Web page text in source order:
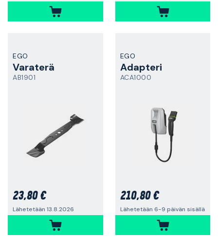
EGO
Varaterä
AB1901
23,80 €
Lähetetään 13.8.2026
EGO
Adapteri
ACA1000
210,80 €
Lähetetään 6-9 päivän sisällä